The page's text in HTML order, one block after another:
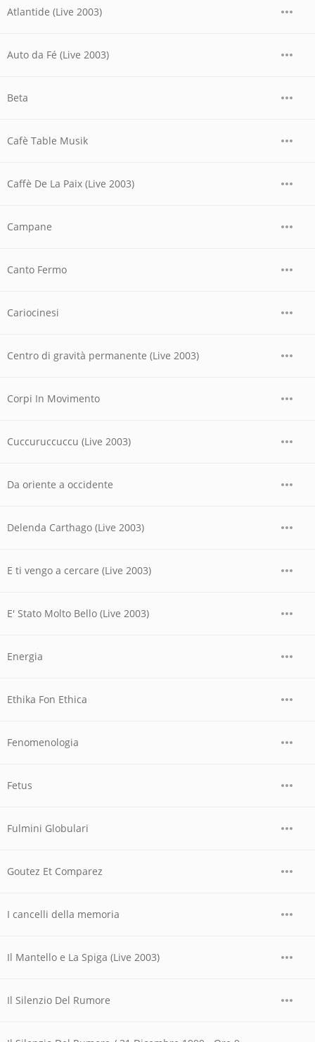
Atlantide (Live 2003)
Auto da Fé (Live 2003)
Beta
Cafè Table Musik
Caffè De La Paix (Live 2003)
Campane
Canto Fermo
Cariocinesi
Centro di gravità permanente (Live 2003)
Corpi In Movimento
Cuccuruccuccu (Live 2003)
Da oriente a occidente
Delenda Carthago (Live 2003)
E ti vengo a cercare (Live 2003)
E' Stato Molto Bello (Live 2003)
Energia
Ethika Fon Ethica
Fenomenologia
Fetus
Fulmini Globulari
Goutez Et Comparez
I cancelli della memoria
Il Mantello e La Spiga (Live 2003)
Il Silenzio Del Rumore